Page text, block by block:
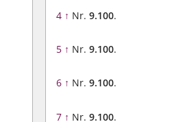
4 ↑ Nr.9.100.
5 ↑ Nr.9.100.
6 ↑ Nr.9.100.
7 ↑ Nr.9.100.